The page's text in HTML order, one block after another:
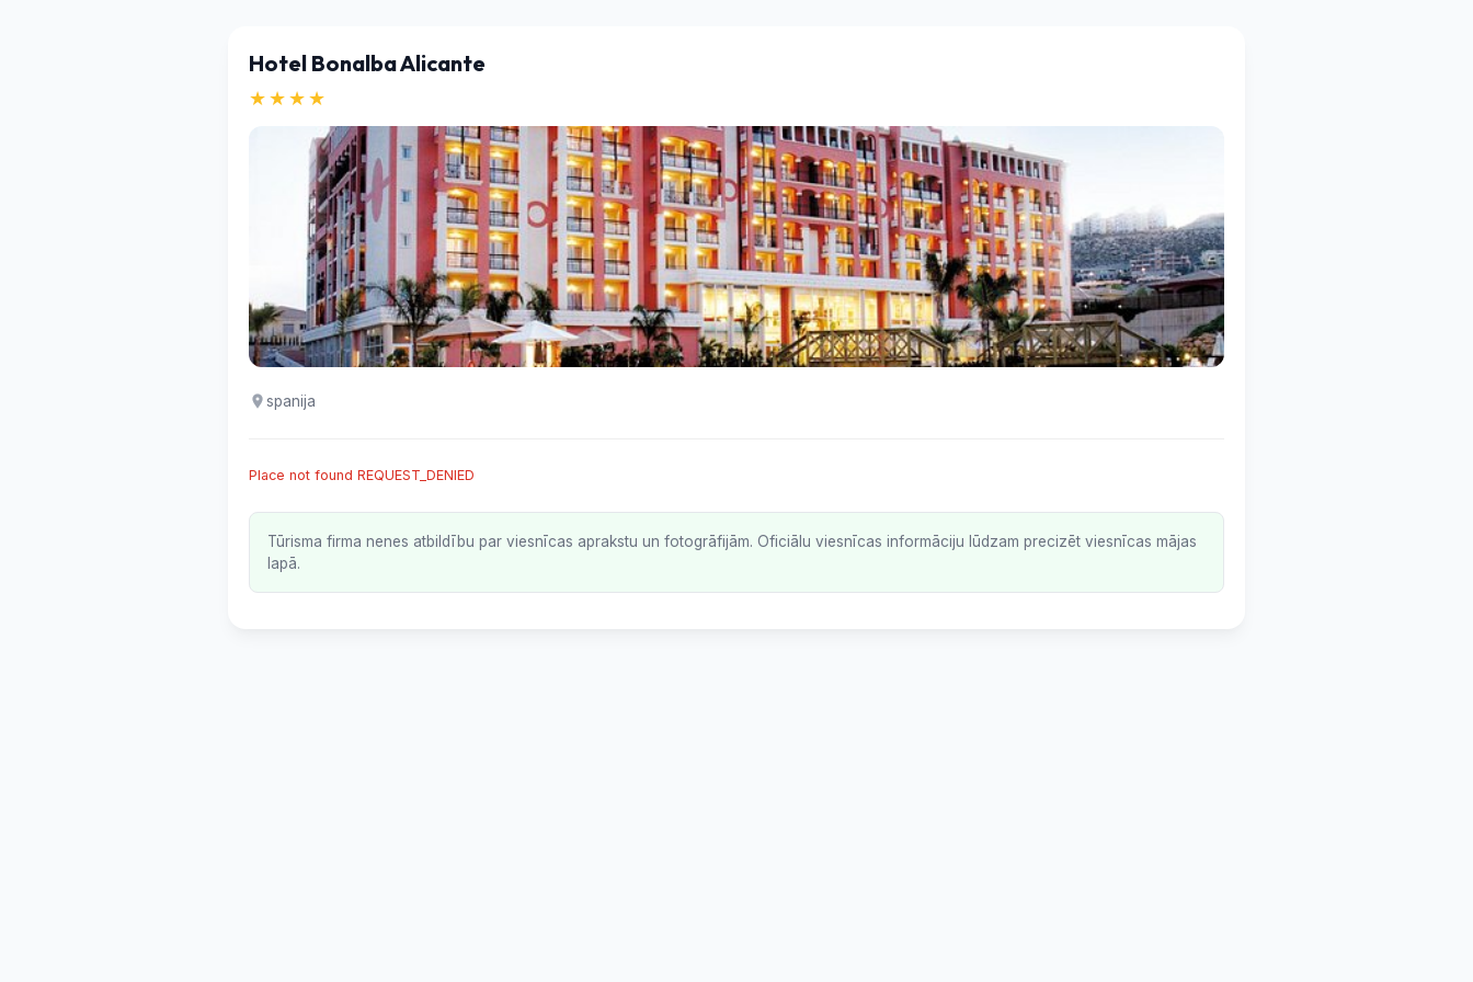
Hotel Bonalba Alicante
★★★★
spanija
Place not found REQUEST_DENIED
Tūrisma firma nenes atbildību par viesnīcas aprakstu un fotogrāfijām. Oficiālu viesnīcas informāciju lūdzam precizēt viesnīcas mājas
lapā.